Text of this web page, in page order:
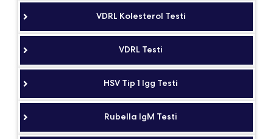
VDRL Kolesterol Testi
VDRL Testi
HSV Tip 1 Igg Testi
Rubella IgM Testi